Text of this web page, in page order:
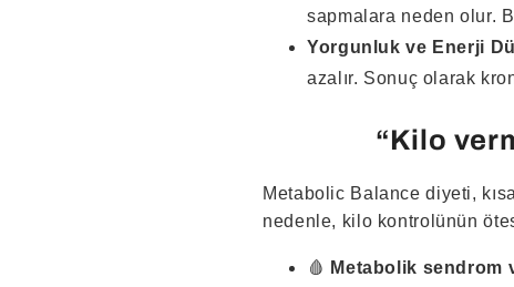
sapmalara neden olur.
Yorgunluk ve Enerji
azalır. Sonuç olarak
“Kilo
Metabolic Balance diyeti,
nedenle, kilo kontrolünün
🩸 Metabolik sendrom